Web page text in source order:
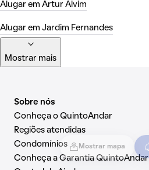
Mostrar mapa
Alugar em Artur Alvim
Alugar em Jardim Fernandes
Mostrar mais
Sobre nós
Conheça o QuintoAndar
Regiões atendidas
Condomínios
Conheça a Garantia QuintoAndar